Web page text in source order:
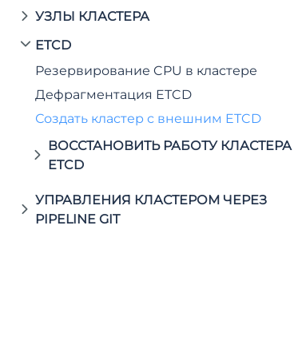
УЗЛЫ КЛАСТЕРА
ETCD
Резервирование CPU в кластере
Дефрагментация ETCD
Создать кластер с внешним ETCD
ВОССТАНОВИТЬ РАБОТУ КЛАСТЕРА
ETCD
УПРАВЛЕНИЯ КЛАСТЕРОМ ЧЕРЕЗ
PIPELINE GIT